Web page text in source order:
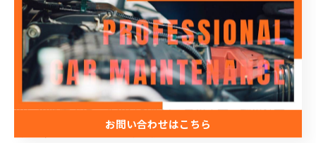
あります。美しい庭園と和の趣を求める方におすすめの
スポットです。
庭園と車屋で楽しむ季節の移ろい体験
車屋の庭園では、春の桜や新緑、夏の青葉、秋の紅葉、
冬の雪景色といった季節の移ろいを五感で感じられま
お問い合わせはこちら